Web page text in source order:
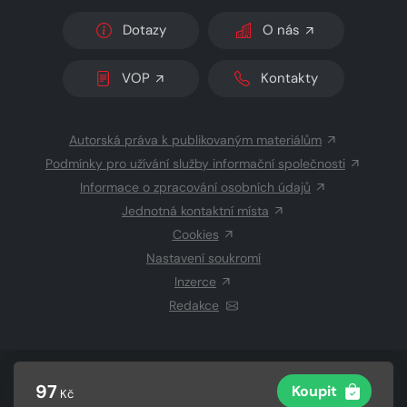
97 Kč Koupit
Dotazy O nás
VOP Kontakty
Autorská práva k publikovaným materiálům
Podmínky pro užívání služby informační společnosti
Informace o zpracování osobních údajů
Jednotná kontaktní místa
Cookies
Nastavení soukromí
Inzerce
Redakce
CZECH NEWS CENTER a.s.a dodavatelé